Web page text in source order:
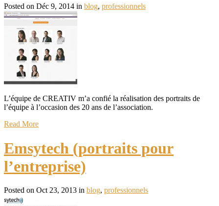
Posted on Déc 9, 2014 in blog, professionnels
L’équipe de CREATIV m’a confié la réalisation des portraits de
l’équipe à l’occasion des 20 ans de l’association.
Read More
Emsytech (portraits pour
l’entreprise)
Posted on Oct 23, 2013 in blog, professionnels